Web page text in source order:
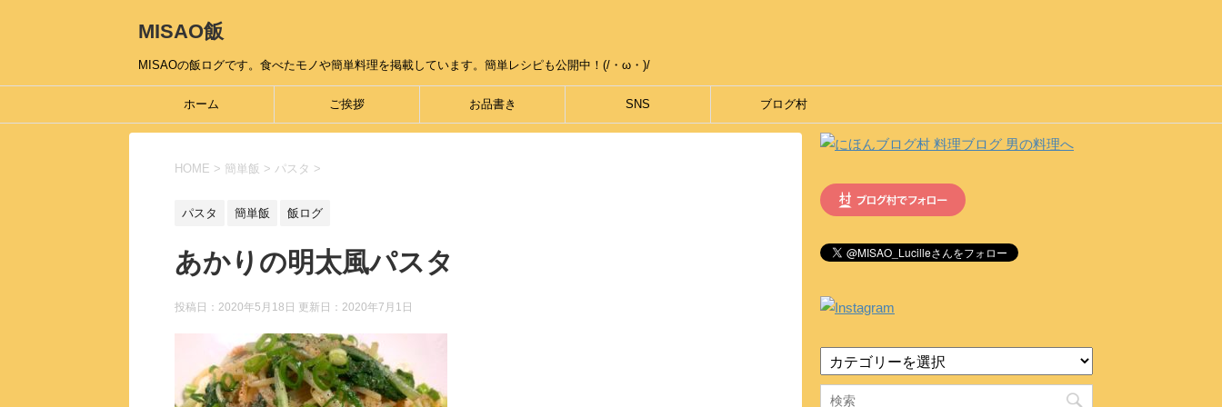
MISAO飯
MISAOの飯ログです。食べたモノや簡単料理を掲載しています。簡単レシピも公開中！(/・ω・)/
ホーム ご挨拶 お品書き SNS ブログ村
HOME > 簡単飯 > パスタ >
パスタ 簡単飯 飯ログ
あかりの明太風パスタ
投稿日：2020年5月18日 更新日： 2020年7月1日
テ
ゴ